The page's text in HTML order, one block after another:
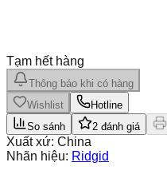
Tạm hết hàng
Thông báo khi có hàng
Wishlist
Hotline
So sánh
2 đánh giá
Xuất xứ: China
Nhãn hiệu: Ridgid